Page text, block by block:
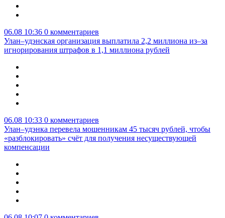
06.08 10:36 0 комментариев
Улан–удэнская организация выплатила 2,2 миллиона из–за
игнорирования штрафов в 1,1 миллиона рублей
06.08 10:33 0 комментариев
Улан–удэнка перевела мошенникам 45 тысяч рублей, чтобы
«разблокировать» счёт для получения несуществующей
компенсации